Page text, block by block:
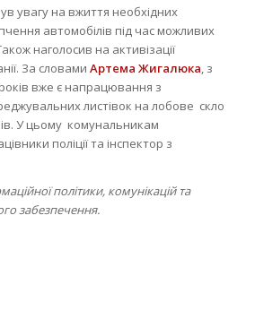
увагу на вжиття необхідних
автомобілів під час можливих
наголосив на активізації
За словами Артема Жигалюка, з
вже є напрацювання з
листівок на лобове скло
У цьому комунальникам
поліції та інспектор з
політики, комунікацій та
забезпечення.